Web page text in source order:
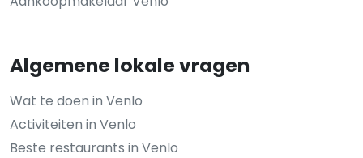
Algemene lokale vragen
Wat te doen in Venlo
Activiteiten in Venlo
Beste restaurants in Venlo